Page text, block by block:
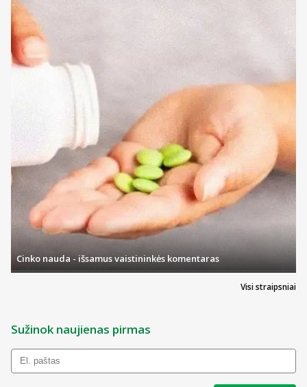
Visi straipsniai
Cinko nauda - išsamus vaistininkės komentaras
Sužinok naujienas pirmas